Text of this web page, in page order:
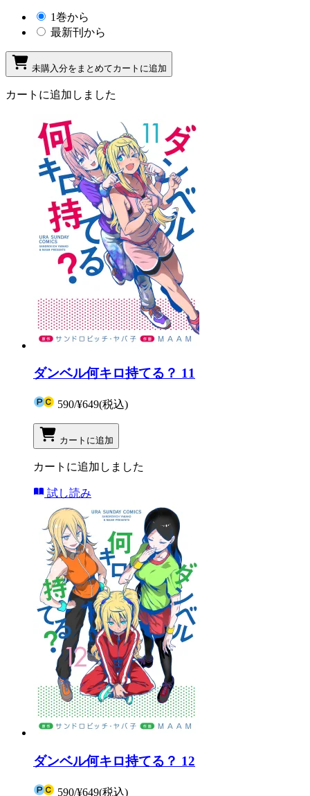
1巻から
最新刊から
未購入分をまとめてカートに追加
カートに追加しました
ダンベル何キロ持てる？ 11
590/¥649(税込)
カートに追加
カートに追加しました
試し読み
ダンベル何キロ持てる？ 12
590/¥649(税込)